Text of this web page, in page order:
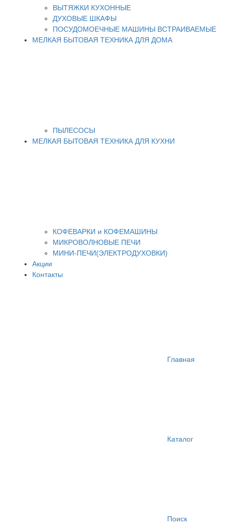
ВЫТЯЖКИ КУХОННЫЕ
ДУХОВЫЕ ШКАФЫ
ПОСУДОМОЕЧНЫЕ МАШИНЫ ВСТРАИВАЕМЫЕ
МЕЛКАЯ БЫТОВАЯ ТЕХНИКА ДЛЯ ДОМА
ПЫЛЕСОСЫ
МЕЛКАЯ БЫТОВАЯ ТЕХНИКА ДЛЯ КУХНИ
КОФЕВАРКИ и КОФЕМАШИНЫ
МИКРОВОЛНОВЫЕ ПЕЧИ
МИНИ-ПЕЧИ(ЭЛЕКТРОДУХОВКИ)
Акции
Контакты
Главная
Каталог
Поиск